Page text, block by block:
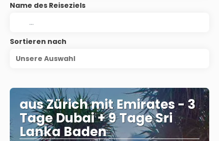
Name des Reiseziels
Sortieren nach
Unsere Auswahl
aus Zürich mit Emirates - 3
Tage Dubai + 9 Tage Sri
Lanka Baden